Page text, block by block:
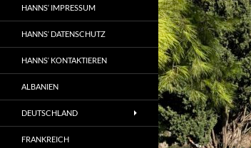
HANNS‘ IMPRESSUM
HANNS‘ DATENSCHUTZ
HANNS‘ KONTAKTIEREN
ALBANIEN
DEUTSCHLAND
FRANKREICH